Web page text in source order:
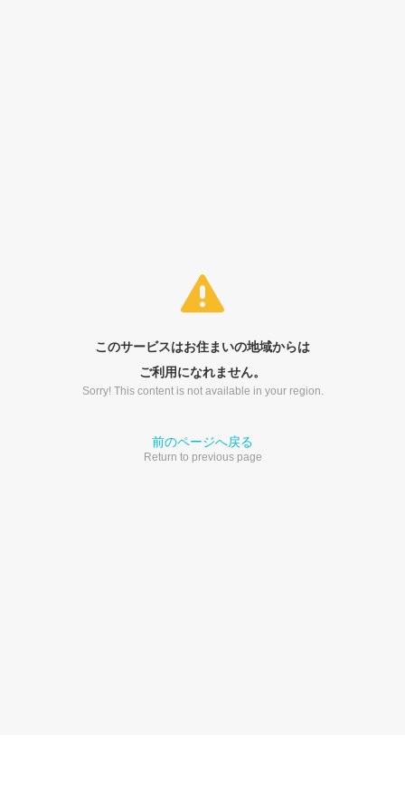
このサービスはお住まいの地域からは
ご利用になれません。
Sorry! This content is not available in your region.
前のページへ戻る
Return to previous page